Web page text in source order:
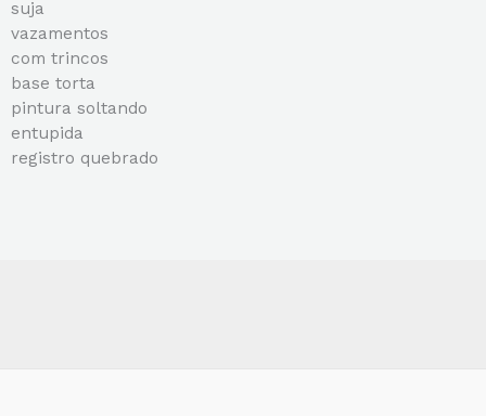
suja
vazamentos
com trincos
base torta
pintura soltando
entupida
registro quebrado